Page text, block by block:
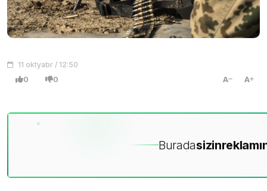
11 oktyabr / 12:50
0 0 A A
Buradasizin